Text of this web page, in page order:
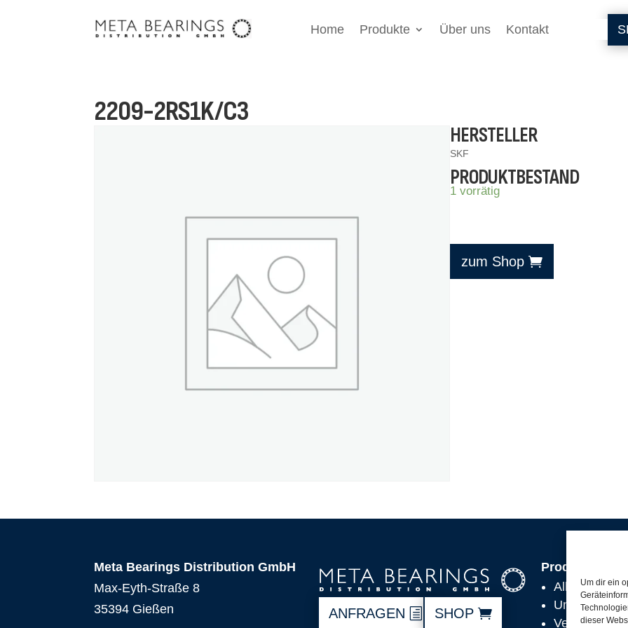
Um dir ein
dieser
Home Produkte Über uns Kontakt
2209-2RS1K/C3
HERSTELLER
SKF
PRODUKTBESTAND
1 vorrätig
zum Shop
Meta Bearings Distribution GmbH
Max-Eyth-Straße 8
35394 Gießen
ANFRAGEN SHOP
Produkte
Alle
Unsere
Versand,